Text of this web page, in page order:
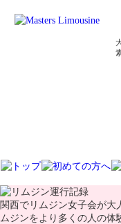
関西でリムジン女子会が大
ムジンをより多くの人の